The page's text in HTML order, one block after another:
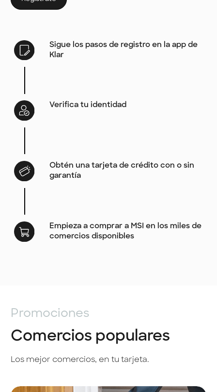
Sigue los pasos de registro en la app de
Klar
Verifica tu identidad
Obtén una tarjeta de crédito con o sin
garantía
Empieza a comprar a MSI en los miles de
comercios disponibles
Promociones
Comercios populares
Los mejor comercios, en tu tarjeta.